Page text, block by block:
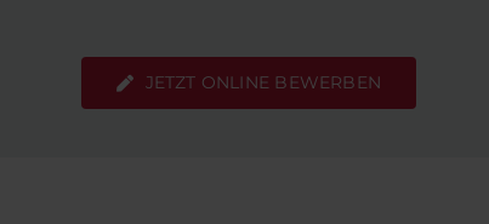
JETZT ONLINE BEWERBEN